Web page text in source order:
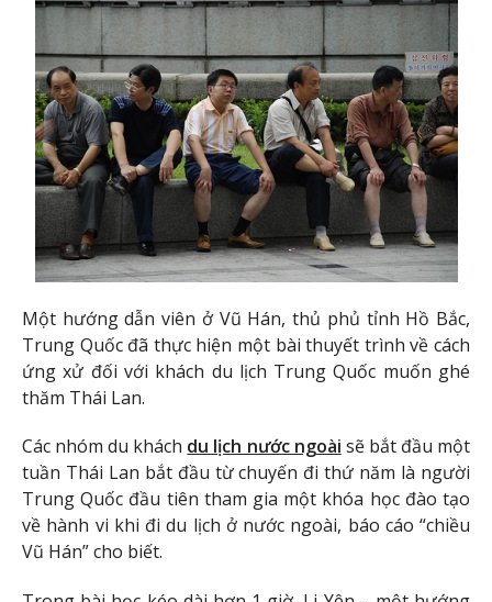
Một hướng dẫn viên ở Vũ Hán, thủ phủ tỉnh Hồ Bắc,
Trung Quốc đã thực hiện một bài thuyết trình về cách
ứng xử đối với khách du lịch Trung Quốc muốn ghé
thăm Thái Lan.
Các nhóm du khách du lịch nước ngoài sẽ bắt đầu một
tuần Thái Lan bắt đầu từ chuyến đi thứ năm là người
Trung Quốc đầu tiên tham gia một khóa học đào tạo
về hành vi khi đi du lịch ở nước ngoài, báo cáo “chiều
Vũ Hán” cho biết.